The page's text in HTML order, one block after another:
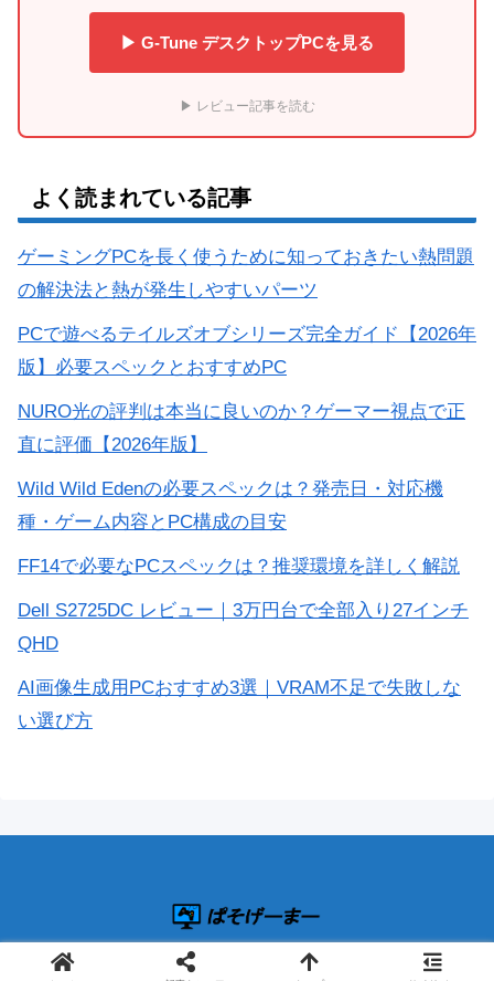
▶ G-Tune デスクトップPCを見る
▶ レビュー記事を読む
よく読まれている記事
ゲーミングPCを長く使うために知っておきたい熱問題
の解決法と熱が発生しやすいパーツ
PCで遊べるテイルズオブシリーズ完全ガイド【2026年
版】必要スペックとおすすめPC
NURO光の評判は本当に良いのか？ゲーマー視点で正
直に評価【2026年版】
Wild Wild Edenの必要スペックは？発売日・対応機
種・ゲーム内容とPC構成の目安
FF14で必要なPCスペックは？推奨環境を詳しく解説
Dell S2725DC レビュー｜3万円台で全部入り27インチ
QHD
AI画像生成用PCおすすめ3選｜VRAM不足で失敗しな
い選び方
© 2019 ぱそげーまー.